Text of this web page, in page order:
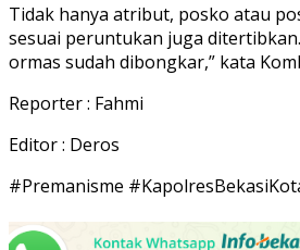
Tidak hanya atribut, posko atau
sesuai peruntukan juga
ormas sudah dibongkar,” kata
Reporter : Fahmi
Editor : Deros
#Premanisme